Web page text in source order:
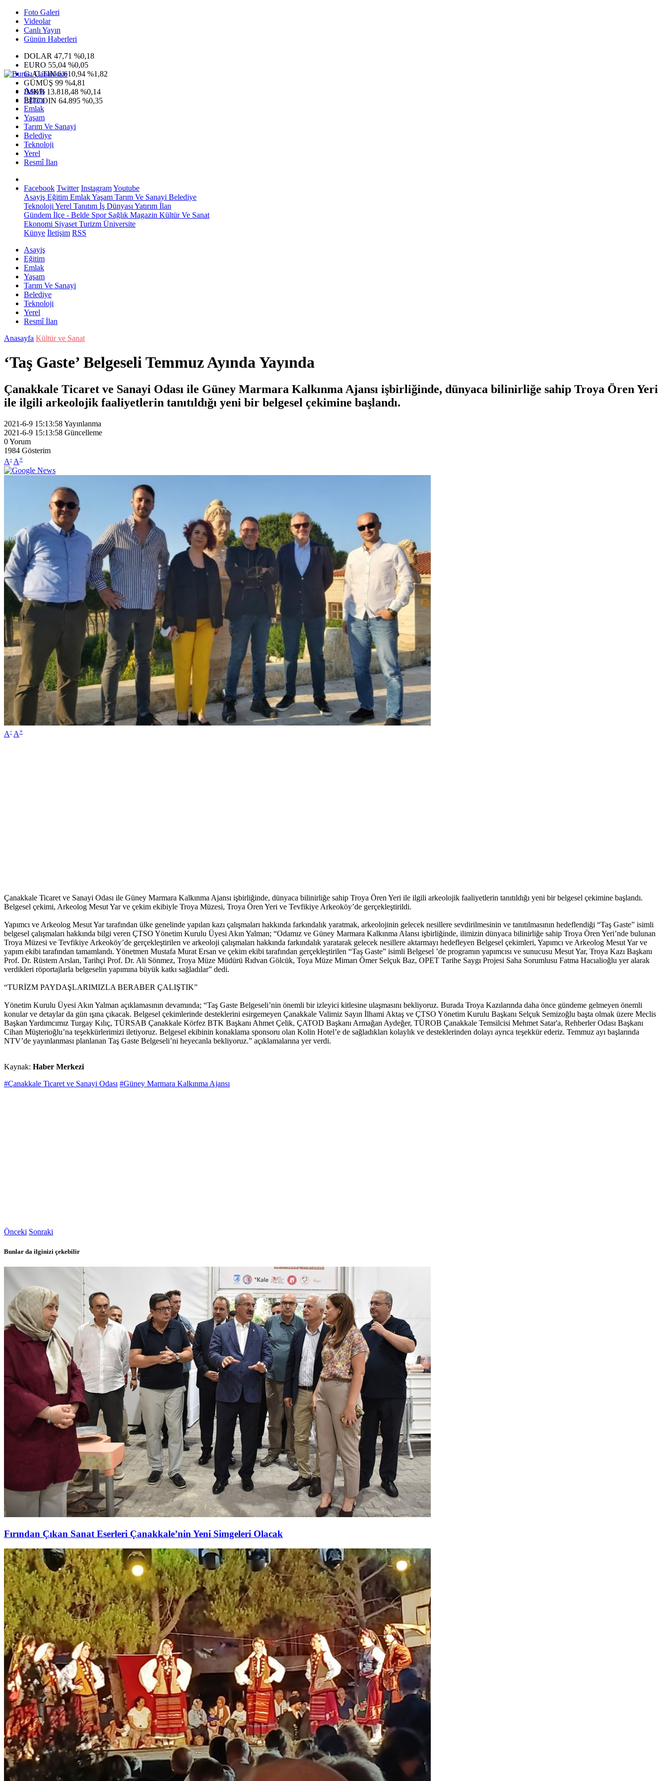
Foto Galeri
Videolar
Canlı Yayın
Günün Haberleri
DOLAR 47,71 %0,18
EURO 55,04 %0,05
G.ALTIN6.610,94 %1,82
GÜMÜŞ 99 %4,81
IMKB 13.818,48 %0,14
BITCOIN 64.895 %0,35
Asayiş
Eğitim
Emlak
Yaşam
Tarım Ve Sanayi
Belediye
Teknoloji
Yerel
Resmî İlan
Facebook Twitter InstagramYoutube
Asayiş Eğitim EmlakYaşam Tarım Ve Sanayi Belediye
Teknoloji Yerel Tanıtım İş Dünyası Yatırım İlan
Gündem İlçe - Belde SporSağlık Magazin Kültür Ve Sanat
Ekonomi Siyaset Turizm Üniversite
Künye İletişim RSS
Asayiş
Eğitim
Emlak
Yaşam
Tarım Ve Sanayi
Belediye
Teknoloji
Yerel
Resmî İlan
Anasayfa Kültür ve Sanat
‘Taş Gaste’ Belgeseli Temmuz Ayında Yayında
Çanakkale Ticaret ve Sanayi Odası ile Güney Marmara Kalkınma Ajansı işbirliğinde, dünyaca bilinirliğe sahip Troya Ören Yeri
ile ilgili arkeolojik faaliyetlerin tanıtıldığı yeni bir belgesel çekimine başlandı.
2021-6-9 15:13:58Yayınlanma
2021-6-9 15:13:58 Güncelleme
0Yorum
1984 Gösterim
A- A+
A- A+
Çanakkale Ticaret ve Sanayi Odası ile Güney Marmara Kalkınma Ajansı işbirliğinde, dünyaca bilinirliğe sahip Troya Ören Yeri ile ilgili arkeolojik faaliyetlerin tanıtıldığı yeni bir belgesel çekimine başlandı.
Belgesel çekimi, Arkeolog Mesut Yar ve çekim ekibiyle Troya Müzesi, Troya Ören Yeri ve Tevfikiye Arkeoköy’de gerçekleştirildi.
Yapımcı ve Arkeolog Mesut Yar tarafından ülke genelinde yapılan kazı çalışmaları hakkında farkındalık yaratmak, arkeolojinin gelecek nesillere sevdirilmesinin ve tanıtılmasının hedeflendiği “Taş Gaste” isimli
belgesel çalışmaları hakkında bilgi veren ÇTSO Yönetim Kurulu Üyesi Akın Yalman; “Odamız ve Güney Marmara Kalkınma Alansı işbirliğinde, ilimizin dünyaca bilinirliğe sahip Troya Ören Yeri’nde bulunan
Troya Müzesi ve Tevfikiye Arkeoköy’de gerçekleştirilen ve arkeoloji çalışmaları hakkında farkındalık yaratarak gelecek nesillere aktarmayı hedefleyen Belgesel çekimleri, Yapımcı ve Arkeolog Mesut Yar ve
yapım ekibi tarafından tamamlandı. Yönetmen Mustafa Murat Ersan ve çekim ekibi tarafından gerçekleştirilen “Taş Gaste” isimli Belgesel ’de programın yapımcısı ve sunucusu Mesut Yar, Troya Kazı Başkanı
Prof. Dr. Rüstem Arslan, Tarihçi Prof. Dr. Ali Sönmez, Troya Müze Müdürü Rıdvan Gölcük, Toya Müze Mimarı Ömer Selçuk Baz, OPET Tarihe Saygı Projesi Saha Sorumlusu Fatma Hacıalioğlu yer alarak
verdikleri röportajlarla belgeselin yapımına büyük katkı sağladılar” dedi.
“TURİZM PAYDAŞLARIMIZLA BERABER ÇALIŞTIK”
Yönetim Kurulu Üyesi Akın Yalman açıklamasının devamında; “Taş Gaste Belgeseli’nin önemli bir izleyici kitlesine ulaşmasını bekliyoruz. Burada Troya Kazılarında daha önce gündeme gelmeyen önemli
konular ve detaylar da gün ışına çıkacak. Belgesel çekimlerinde desteklerini esirgemeyen Çanakkale Valimiz Sayın İlhami Aktaş ve ÇTSO Yönetim Kurulu Başkanı Selçuk Semizoğlu başta olmak üzere Meclis
Başkan Yardımcımız Turgay Kılıç, TÜRSAB Çanakkale Körfez BTK Başkanı Ahmet Çelik, ÇATOD Başkanı Armağan Aydeğer, TÜROB Çanakkale Temsilcisi Mehmet Satar'a, Rehberler Odası Başkanı
Cihan Müşterioğlu’na teşekkürlerimizi iletiyoruz. Belgesel ekibinin konaklama sponsoru olan Kolin Hotel’e de sağladıkları kolaylık ve desteklerinden dolayı ayrıca teşekkür ederiz. Temmuz ayı başlarında
NTV’de yayınlanması planlanan Taş Gaste Belgeseli’ni heyecanla bekliyoruz.” açıklamalarına yer verdi.
Kaynak: Haber Merkezi
#Çanakkale Ticaret ve Sanayi Odası #Güney Marmara Kalkınma Ajansı
Önceki Sonraki
Bunlar da ilginizi çekebilir
Fırından Çıkan Sanat Eserleri Çanakkale’nin Yeni Simgeleri Olacak